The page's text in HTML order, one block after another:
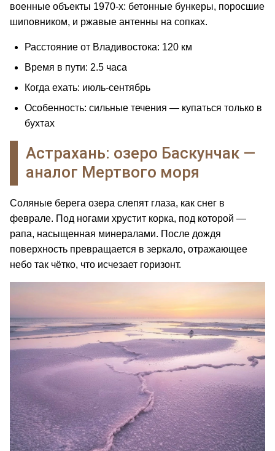
военные объекты 1970-х: бетонные бункеры, поросшие
шиповником, и ржавые антенны на сопках.
Расстояние от Владивостока: 120 км
Время в пути: 2.5 часа
Когда ехать: июль-сентябрь
Особенность: сильные течения — купаться только в
бухтах
Астрахань: озеро Баскунчак —
аналог Мертвого моря
Соляные берега озера слепят глаза, как снег в
феврале. Под ногами хрустит корка, под которой —
рапа, насыщенная минералами. После дождя
поверхность превращается в зеркало, отражающее
небо так чётко, что исчезает горизонт.